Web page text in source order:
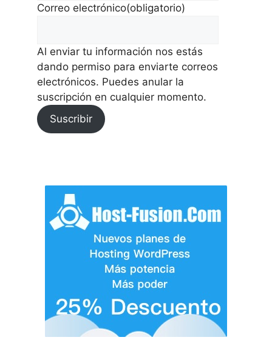
Correo electrónico(obligatorio)
Al enviar tu información nos estás
dando permiso para enviarte correos
electrónicos. Puedes anular la
suscripción en cualquier momento.
Suscribir